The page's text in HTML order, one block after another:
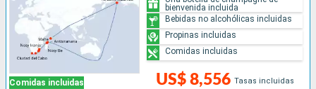
Comidas incluidas US$ 8,556 Tasas incluidas
bienvenida incluida
Bebidas no alcohólicas incluidas
Propinas incluidas
Comidas incluidas